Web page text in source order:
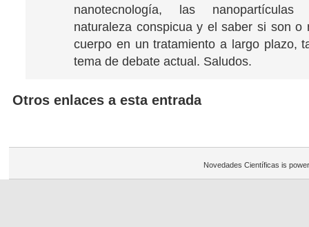
nanotecnología, las
naturaleza conspicua y el saber si son o
cuerpo en un tratamiento a largo plazo,
tema de debate actual. Saludos.
Otros enlaces a esta entrada
Novedades Científicas is